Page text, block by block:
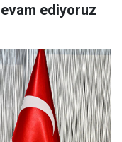
ediyoruz